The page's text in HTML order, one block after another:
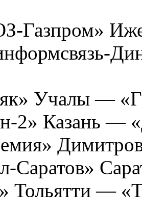
Газпром»
Учалы —
2» Казань —
Саратов»
Тольятти —